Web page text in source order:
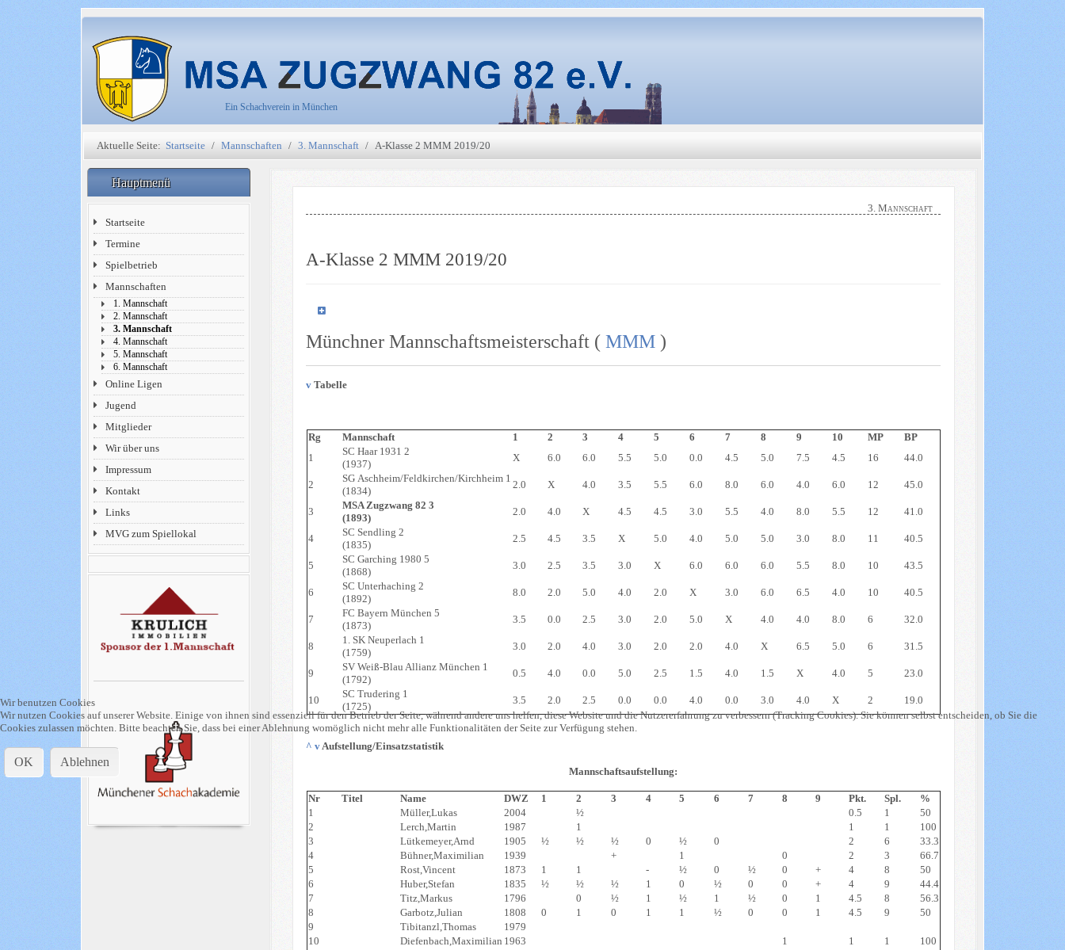
Ein Schachverein in München
Aktuelle Seite:Startseite Mannschaften 3. Mannschaft A-Klasse 2 MMM 2019/20
Hauptmenü
Startseite
Termine
Spielbetrieb
Mannschaften
1. Mannschaft
2. Mannschaft
3. Mannschaft
4. Mannschaft
5. Mannschaft
6. Mannschaft
Online Ligen
Jugend
Mitglieder
Wir über uns
Impressum
Kontakt
Links
MVG zum Spiellokal
3. Mannschaft
A-Klasse 2 MMM 2019/20
Münchner Mannschaftsmeisterschaft ( MMM)
vTabelle
Rg Mannschaft 1 2 3 4 5 6 7 8 9 10 MP
BP
1
SC Haar 1931 2
(1937)
X 6.0 6.0 5.5 5.0 0.0 4.5 5.0 7.5 4.5 16 44.0
2
SG Aschheim/Feldkirchen/Kirchheim 1
(1834)
2.0 X 4.0 3.5 5.5 6.0 8.0 6.0 4.0 6.0 12 45.0
3
MSA Zugzwang 82 3
(1893)
2.0 4.0 X 4.5 4.5 3.0 5.5 4.0 8.0 5.5 12 41.0
4
SC Sendling 2
(1835)
2.5 4.5 3.5 X 5.0 4.0 5.0 5.0 3.0 8.0 11 40.5
5
SC Garching 1980 5
(1868)
3.0 2.5 3.5 3.0 X 6.0 6.0 6.0 5.5 8.0 10 43.5
6
SC Unterhaching 2
(1892)
8.0 2.0 5.0 4.0 2.0 X 3.0 6.0 6.5 4.0 10 40.5
7
FC Bayern München 5
(1873)
3.5 0.0 2.5 3.0 2.0 5.0 X 4.0 4.0 8.0 6 32.0
8
1. SK Neuperlach 1
(1759)
3.0 2.0 4.0 3.0 2.0 2.0 4.0 X 6.5 5.0 6 31.5
9
SV Weiß-Blau Allianz München 1
(1792)
0.5 4.0 0.0 5.0 2.5 1.5 4.0 1.5 X 4.0 5 23.0
10
SC Trudering 1
(1725)
3.5 2.0 2.5 0.0 0.0 4.0 0.0 3.0 4.0 X 2 19.0
^v Aufstellung/Einsatzstatistik
Mannschaftsaufstellung:
Nr Titel Name DWZ 1 2 3 4 5 6 7 8 9 Pkt. Spl.
%
1
Müller,Lukas 2004 ½ 0.5 1
50
2
Lerch,Martin 1987 1 1 1
100
3
Lütkemeyer,Arnd 1905 ½ ½ ½ 0 ½ 0 2 6
33.3
4
Bühner,Maximilian 1939 + 1 0 2 3
66.7
5
Rost,Vincent 1873 1 1 - ½ 0 ½ 0 + 4 8
50
6
Huber,Stefan 1835 ½ ½ ½ 1 0 ½ 0 0 + 4 9
44.4
7
Titz,Markus 1796 0 ½ 1 ½ 1 ½ 0 1 4.5 8
56.3
8
Garbotz,Julian 1808 0 1 0 1 1 ½ 0 0 1 4.5 9
50
9
Tibitanzl,Thomas
1979
10
Diefenbach,Maximilian 1963 1 1 1
100
Wir benutzen Cookies
Wir nutzen Cookies auf unserer Website. Einige von ihnen sind essenziell für den Betrieb der Seite, während andere uns helfen, diese Website und die Nutzererfahrung zu verbessern (Tracking Cookies). Sie können selbst entscheiden, ob Sie die
Cookies zulassen möchten. Bitte beachten Sie, dass bei einer Ablehnung womöglich nicht mehr alle Funktionalitäten der Seite zur Verfügung stehen.
OK Ablehnen